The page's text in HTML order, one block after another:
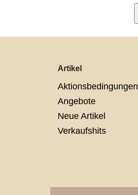
Artikel
Aktionsbedingungen
Angebote
Neue Artikel
Verkaufshits